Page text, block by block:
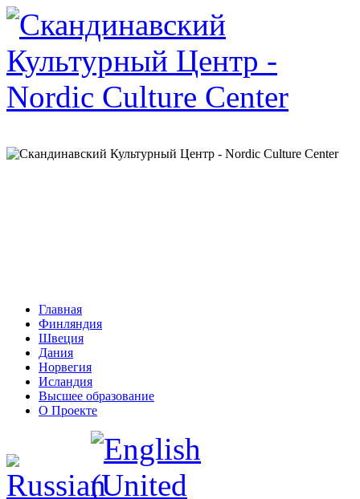
Главная
Финляндия
Швеция
Дания
Норвегия
Исландия
Высшее образование
О Проекте